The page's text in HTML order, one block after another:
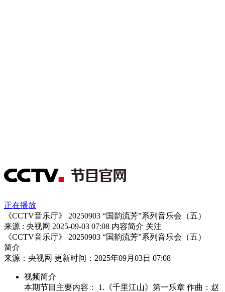
正在播放
《CCTV音乐厅》 20250903 “国韵流芳”系列音乐会（五）
来源 : 央视网 2025-09-03 07:08 内容简介 关注
《CCTV音乐厅》 20250903 “国韵流芳”系列音乐会（五）
简介
来源：央视网 更新时间：2025年09月03日 07:08
视频简介
本期节目主要内容： 1.《千里江山》第一乐章 作曲：赵